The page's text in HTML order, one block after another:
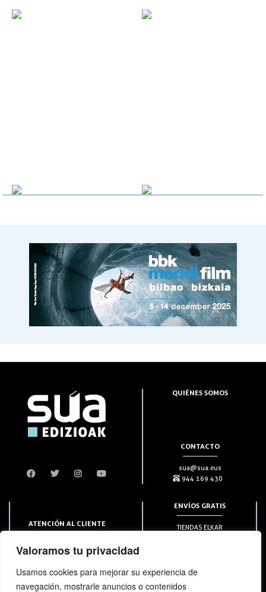
Valoramos tu privacidad
Usamos cookies para mejorar su experiencia de
navegación, mostrarle anuncios o contenidos
QUIÉNES SOMOS
CONTACTO
sua@sua.eus
944 169 430
ATENCIÓN AL CLIENTE
944 169 430
ENVÍOS GRATIS
TIENDAS ELKAR